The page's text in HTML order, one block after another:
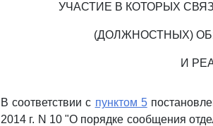
УЧАСТИЕ В КОТОРЫХ
(ДОЛЖНОСТНЫХ)
И
В соответствии с пунктом 5
2014 г. N 10 "О порядке сообщения